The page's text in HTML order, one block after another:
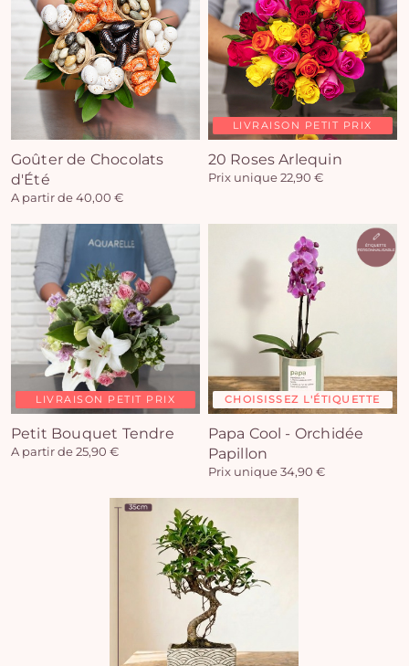
Goûter de Chocolats
d'Été
A partir de 40,00 €
LIVRAISON PETIT PRIX
20 Roses Arlequin
Prix unique 22,90 €
LIVRAISON PETIT PRIX
Petit Bouquet Tendre
A partir de 25,90 €
CHOISISSEZ L'ÉTIQUETTE
Papa Cool - Orchidée
Papillon
Prix unique 34,90 €